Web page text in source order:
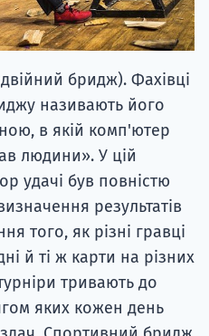
бридж). Фахівці
називають його
в якій комп'ютер
людини». У цій
удачі був повністю
результатів
того, як різні гравці
й ті ж карти на різних
тривають до
яких кожен день